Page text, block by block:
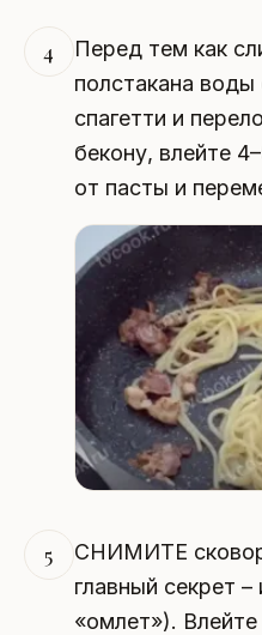
4
Перед тем как
полстакана воды
спагетти и
бекону, влейте
от пасты и
5
СНИМИТЕ
главный секрет
«омлет»).